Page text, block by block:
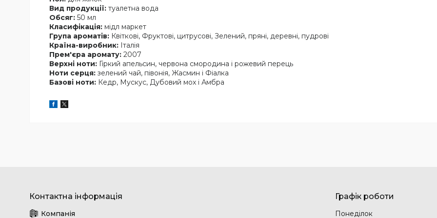
Вид продукції: туалетна вода
Обсяг: 50 мл
Класифікація: мідл маркет
Група ароматів: Квіткові, Фруктові, цитрусові, Зелений, пряні, деревні, пудрові
Країна-виробник: Італія
Прем'єра аромату: 2007
Верхні ноти: Гіркий апельсин, червона смородина і рожевий перець
Ноти серця: зелений чай, півонія, Жасмин і Фіалка
Базові ноти: Кедр, Мускус, Дубовий мох і Амбра
Графік роботи
Понеділок